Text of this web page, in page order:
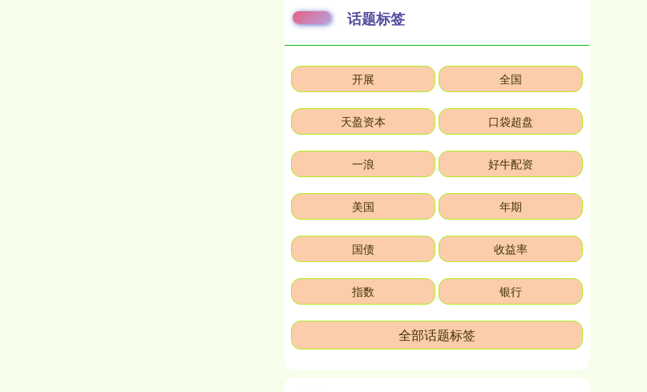
话题标签
开展 全国
天盈资本 口袋超盘
一浪 好牛配资
美国 年期
国债 收益率
指数 银行
全部话题标签